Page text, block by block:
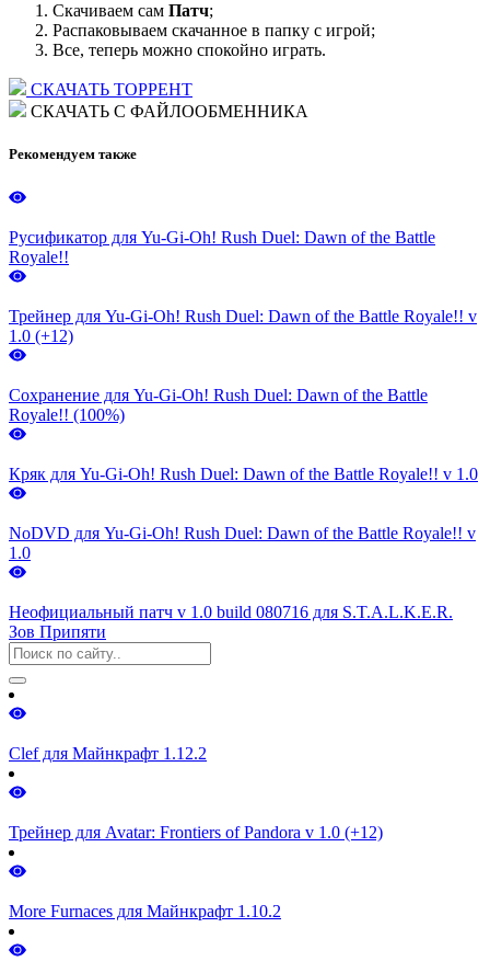
Скачиваем сам Патч;
Распаковываем скачанное в папку с игрой;
Все, теперь можно спокойно играть.
СКАЧАТЬ ТОРРЕНТ
СКАЧАТЬ С ФАЙЛООБМЕННИКА
Рекомендуем также
Русификатор для Yu-Gi-Oh! Rush Duel: Dawn of the Battle
Royale!!
Трейнер для Yu-Gi-Oh! Rush Duel: Dawn of the Battle Royale!! v
1.0 (+12)
Сохранение для Yu-Gi-Oh! Rush Duel: Dawn of the Battle
Royale!! (100%)
Кряк для Yu-Gi-Oh! Rush Duel: Dawn of the Battle Royale!! v 1.0
NoDVD для Yu-Gi-Oh! Rush Duel: Dawn of the Battle Royale!! v
1.0
Неофициальный патч v 1.0 build 080716 для S.T.A.L.K.E.R.
Зов Припяти
Clef для Майнкрафт 1.12.2
Трейнер для Avatar: Frontiers of Pandora v 1.0 (+12)
More Furnaces для Майнкрафт 1.10.2